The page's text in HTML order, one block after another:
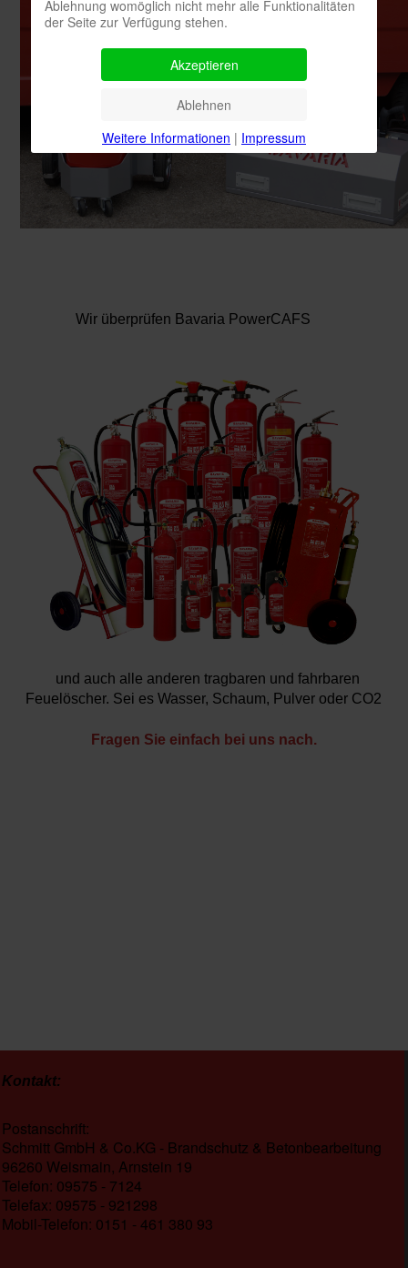
Wir überprüfen Bavaria PowerCAFS
und auch alle anderen tragbaren und fahrbaren
Feuelöscher. Sei es Wasser, Schaum, Pulver oder CO2
Fragen Sie einfach bei uns nach.
Kontakt:
Postanschrift:
Schmitt GmbH & Co.KG - Brandschutz & Betonbearbeitung
96260 Weismain, Arnstein 19
Telefon: 09575 - 7124
Telefax: 09575 - 921298
Mobil-Telefon: 0151 - 461 380 93
Ablehnung womöglich nicht mehr alle Funktionalitäten
der Seite zur Verfügung stehen.
Akzeptieren
Ablehnen
Weitere Informationen | Impressum